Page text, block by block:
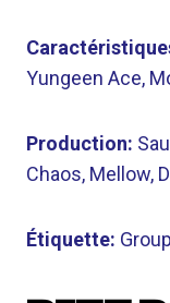
Yungeen Ace,
Production:
Chaos, Mellow,
Étiquette: